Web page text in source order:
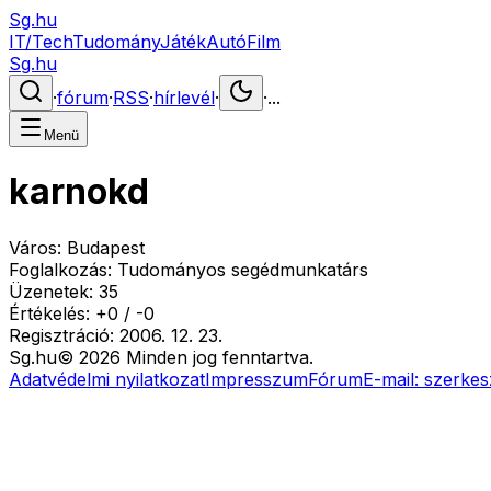
Sg.hu
IT/TechTudományJátékAutóFilm
Sg.hu
·fórum·RSS·hírlevél· ·...
Menü
karnokd
Város: Budapest
Foglalkozás: Tudományos segédmunkatárs
Üzenetek: 35
Értékelés: +0 / -0
Regisztráció: 2006. 12. 23.
Sg.hu© 2026 Minden jog fenntartva.
Adatvédelmi nyilatkozatImpresszumFórumE-mail: